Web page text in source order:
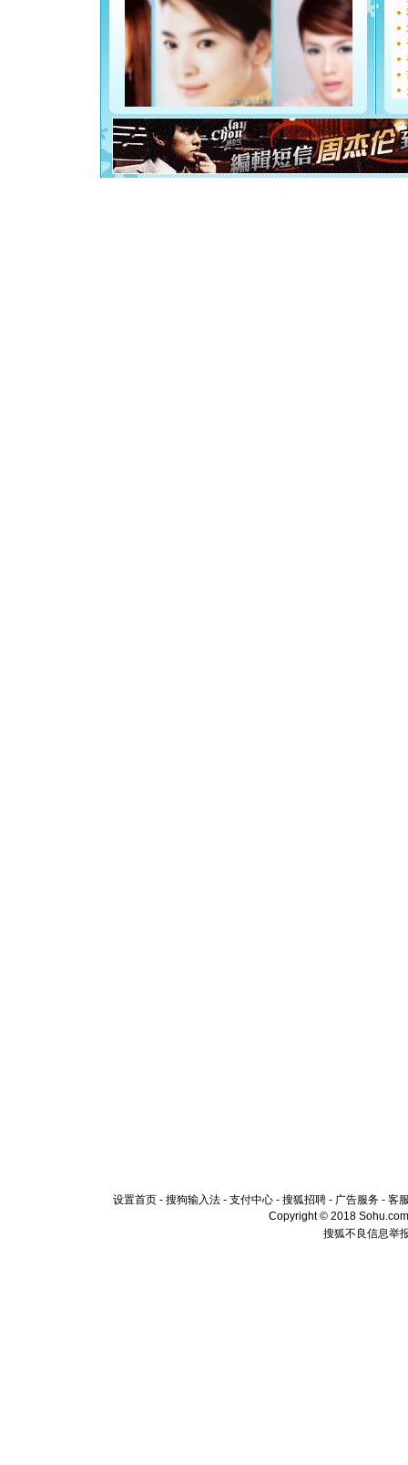
能正大
都要快乐
[圣诞节]
如意,快
[元旦]
看
断电。
你是我
[元旦]如
起；二是
离。水晶
[元旦]当
泣，这痛
设置首页 - 搜狗输入法 - 支付中心 - 搜狐招聘 - 广告服务 - 客
Copyright © 2018
搜狐不良信息举